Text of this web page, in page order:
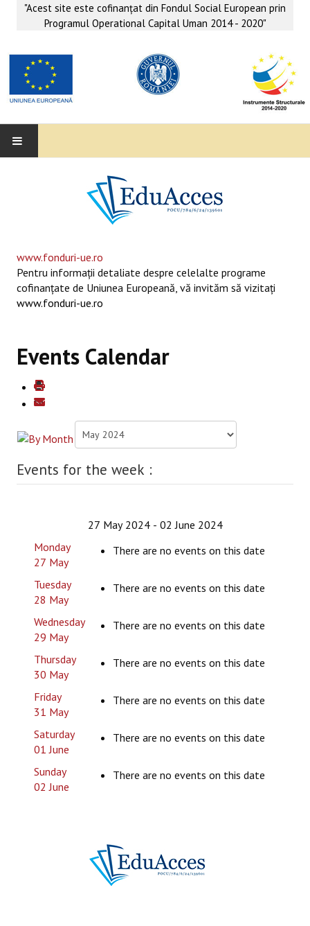
"Acest site este cofinanţat din Fondul Social European prin
Programul Operational Capital Uman 2014 - 2020"
SUPORT EDUCAȚIONAL MATEMATICĂ- INFORMATICĂ
SERVICII PSIHO-SOCIALE
EVENIMENTE EDUACCES
DEZVOLTARE SOCIO-COMUNITARĂ
Despre Rețeaua EduAcces
Listă de oportunități/ surse de finanţare
Activități în rețeaua EduAcces
Testimoniale
Bune practici
CONTACT
www.fonduri-ue.ro
Pentru informaţii detaliate despre celelalte programe
cofinanţate de Uniunea Europeană, vă invităm să vizitaţi
www.fonduri-ue.ro
Events Calendar
Events for the week :
27 May 2024 - 02 June 2024
Monday
27 May
There are no events on this date
Tuesday
28 May
There are no events on this date
Wednesday
29 May
There are no events on this date
Thursday
30 May
There are no events on this date
Friday
31 May
There are no events on this date
Saturday
01 June
There are no events on this date
Sunday
02 June
There are no events on this date